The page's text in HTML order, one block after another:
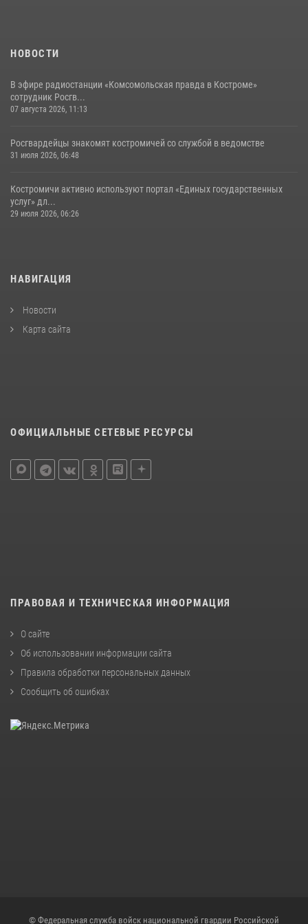
НОВОСТИ
В эфире радиостанции «Комсомольская правда в Костроме»
сотрудник Росгв...
07 августа 2026, 11:13
Росгвардейцы знакомят костромичей со службой в ведомстве
31 июля 2026, 06:48
Костромичи активно используют портал «Единых государственных
услуг» дл...
29 июля 2026, 06:26
НАВИГАЦИЯ
Новости
Карта сайта
ОФИЦИАЛЬНЫЕ СЕТЕВЫЕ РЕСУРСЫ
ПРАВОВАЯ И ТЕХНИЧЕСКАЯ ИНФОРМАЦИЯ
О сайте
Об использовании информации сайта
Правила обработки персональных данных
Сообщить об ошибках
© Федеральная служба войск национальной гвардии Российской